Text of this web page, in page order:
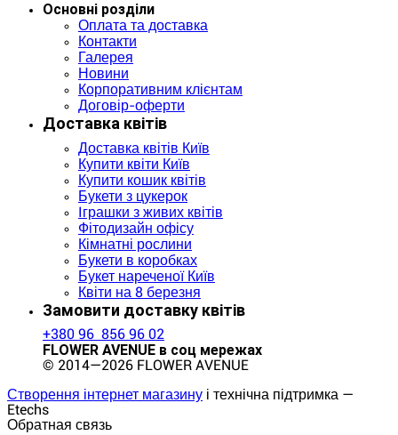
Основні розділи
Оплата та доставка
Контакти
Галерея
Новини
Корпоративним клієнтам
Договір-оферти
Доставка квітів
Доставка квітів Київ
Купити квіти Київ
Купити кошик квітів
Букети з цукерок
Іграшки з живих квітів
Фітодизайн офісу
Кімнатні рослини
Букети в коробках
Букет нареченої Київ
Квіти на 8 березня
Замовити доставку квітів
+380 96 856 96 02
FLOWER AVENUE в соц мережах
© 2014—2026 FLOWER AVENUE
Створення інтернет магазину і технічна підтримка —
Etechs
Обратная связь